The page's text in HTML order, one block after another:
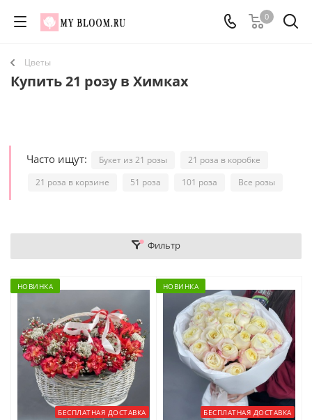
0
Цветы
Купить 21 розу в Химках
Часто ищут: Букет из 21 розы
21 роза в коробке
21 роза в корзине
51 роза 101 роза Все розы
Фильтр
НОВИНКА
БЕСПЛАТНАЯ ДОСТАВКА
НОВИНКА
БЕСПЛАТНАЯ ДОСТАВКА